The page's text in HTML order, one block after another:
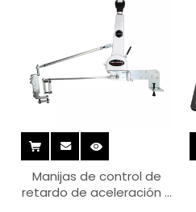
Manijas de control de
retardo de aceleración y